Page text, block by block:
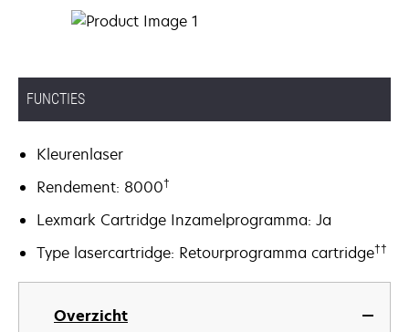
FUNCTIES
Kleurenlaser
Rendement: 8000†
Lexmark Cartridge Inzamelprogramma: Ja
Type lasercartridge: Retourprogramma cartridge††
Overzicht